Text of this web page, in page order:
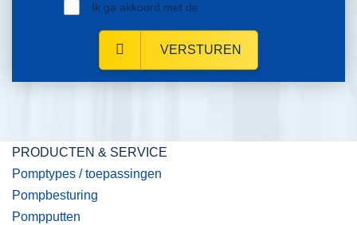
Ik ga akkoord met de
VERSTUREN
PRODUCTEN & SERVICE
Pomptypes / toepassingen
Pompbesturing
Pompputten